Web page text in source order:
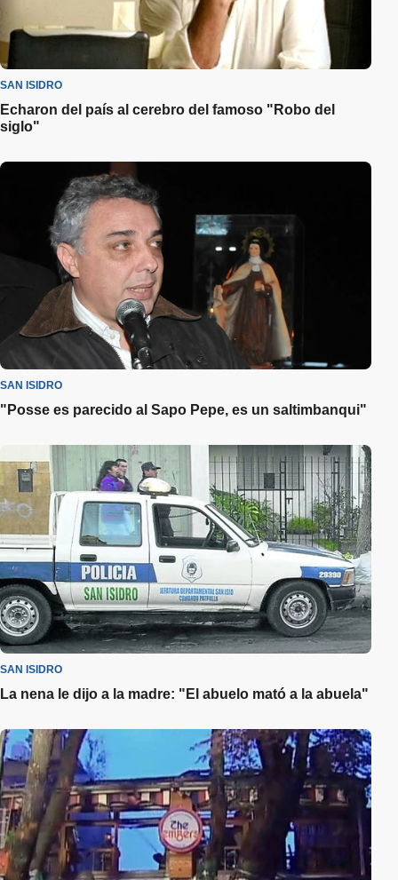
SAN ISIDRO
Echaron del país al cerebro del famoso "Robo del
siglo"
SAN ISIDRO
"Posse es parecido al Sapo Pepe, es un saltimbanqui"
SAN ISIDRO
La nena le dijo a la madre: "El abuelo mató a la abuela"